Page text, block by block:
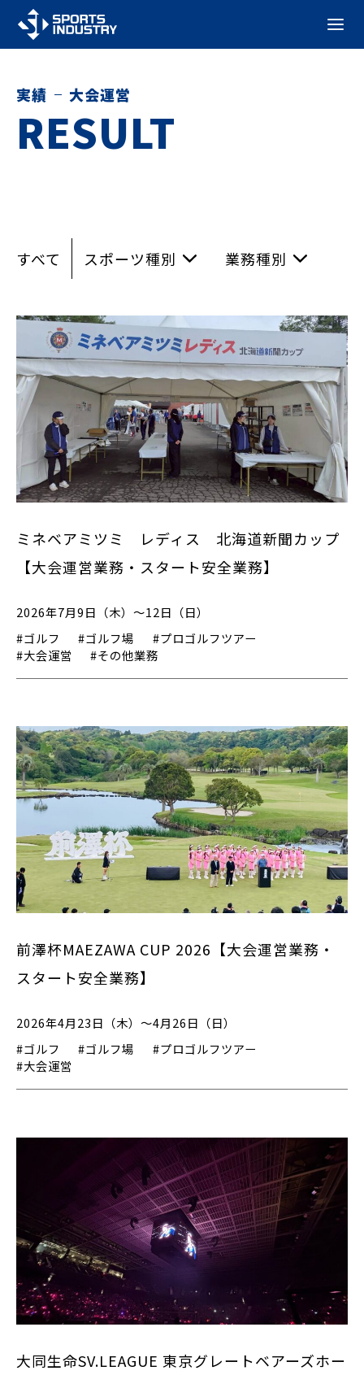
実績 大会運営
RESULT
すべて スポーツ種別 業務種別
ミネベアミツミ レディス 北海道新聞カップ
【大会運営業務・スタート安全業務】
2026年7月9日（木）～12日（日）
#ゴルフ
#ゴルフ場
#プロゴルフツアー
#大会運営
#その他業務
前澤杯MAEZAWA CUP 2026【大会運営業務・
スタート安全業務】
2026年4月23日（木）～4月26日（日）
#ゴルフ
#ゴルフ場
#プロゴルフツアー
#大会運営
大同生命SV.LEAGUE 東京グレートベアーズホー